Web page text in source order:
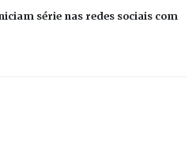
série nas redes sociais com